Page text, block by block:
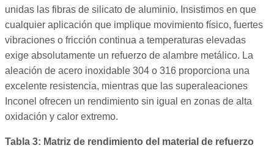
unidas las fibras de silicato de aluminio. Insistimos en que
cualquier aplicación que implique movimiento físico, fuertes
vibraciones o fricción continua a temperaturas elevadas
exige absolutamente un refuerzo de alambre metálico. La
aleación de acero inoxidable 304 o 316 proporciona una
excelente resistencia, mientras que las superaleaciones
Inconel ofrecen un rendimiento sin igual en zonas de alta
oxidación y calor extremo.
Tabla 3: Matriz de rendimiento del material de refuerzo